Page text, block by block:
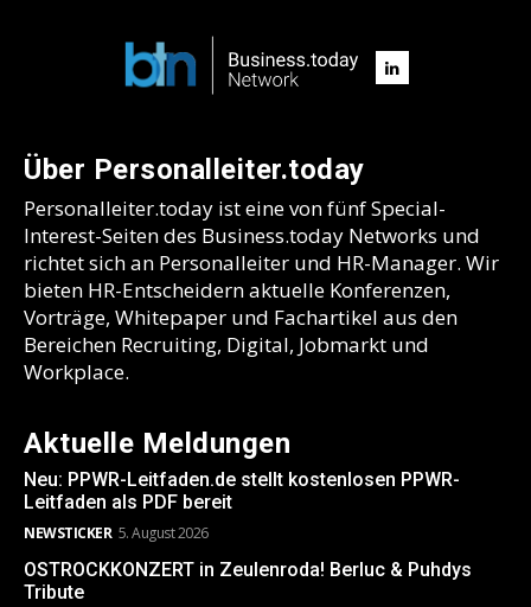
Über Personalleiter.today
Personalleiter.today ist eine von fünf Special-
Interest-Seiten des Business.today Networks und
richtet sich an Personalleiter und HR-Manager. Wir
bieten HR-Entscheidern aktuelle Konferenzen,
Vorträge, Whitepaper und Fachartikel aus den
Bereichen Recruiting, Digital, Jobmarkt und
Workplace.
Aktuelle Meldungen
Neu: PPWR-Leitfaden.de stellt kostenlosen PPWR-
Leitfaden als PDF bereit
NEWSTICKER 5. August 2026
OSTROCKKONZERT in Zeulenroda! Berluc & Puhdys
Tribute